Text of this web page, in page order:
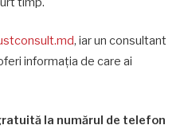
, iar un consultant
informația de care ai
la numărul de telefon